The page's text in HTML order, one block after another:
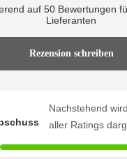
auf 50 Bewertungen
Lieferanten
Rezension schreiben
Nachstehend
aller Ratings